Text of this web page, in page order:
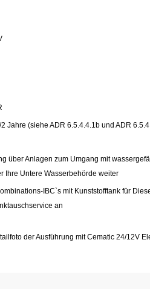
Jahre (siehe ADR 6.5.4.4.1b und ADR
über Anlagen zum Umgang mit
Ihre Untere Wasserbehörde weiter
IBC`s mit Kunststofftank für
an
der Ausführung mit Cematic 24/12V